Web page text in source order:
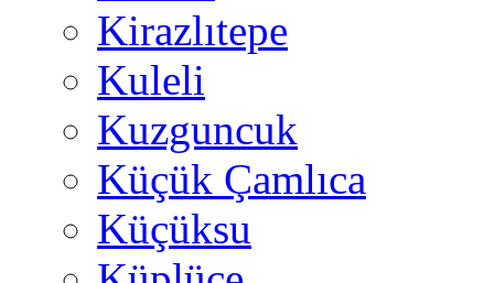
Kirazlıtepe
Kuleli
Kuzguncuk
Küçük Çamlıca
Küçüksu